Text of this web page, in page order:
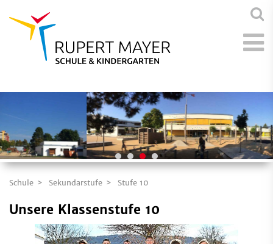
Schule Sekundarstufe Stufe 10
Unsere Klassenstufe 10